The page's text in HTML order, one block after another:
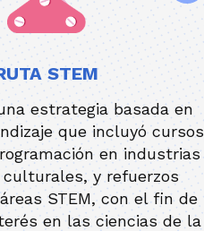
STEM
estrategia basada en
que incluyó cursos
en industrias
y refuerzos
STEM, con el fin de
en las ciencias de la